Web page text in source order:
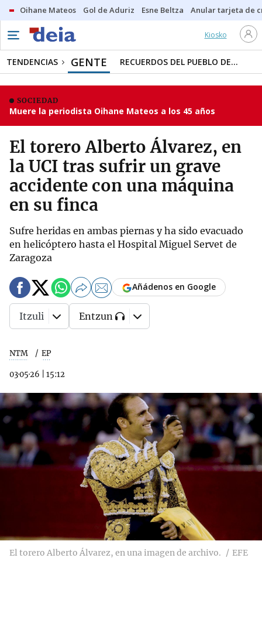
Oihane Mateos Gol de Aduriz Esne Beltza Anular tarjeta de
Kiosko
TENDENCIAS GENTE RECUERDOS DEL PUEBLO DE...
SOCIEDAD
Muere la periodista Oihane Mateos a los 45 años
El torero Alberto Álvarez, en
la UCI tras sufrir un grave
accidente con una máquina
en su finca
Sufre heridas en ambas piernas y ha sido evacuado
en helicóptero hasta el Hospital Miguel Servet de
Zaragoza
NTM EP
03·05·26 15:12
Añádenos en Google
Itzuli Entzun
El torero Alberto Álvarez, en una imagen de archivo. EFE